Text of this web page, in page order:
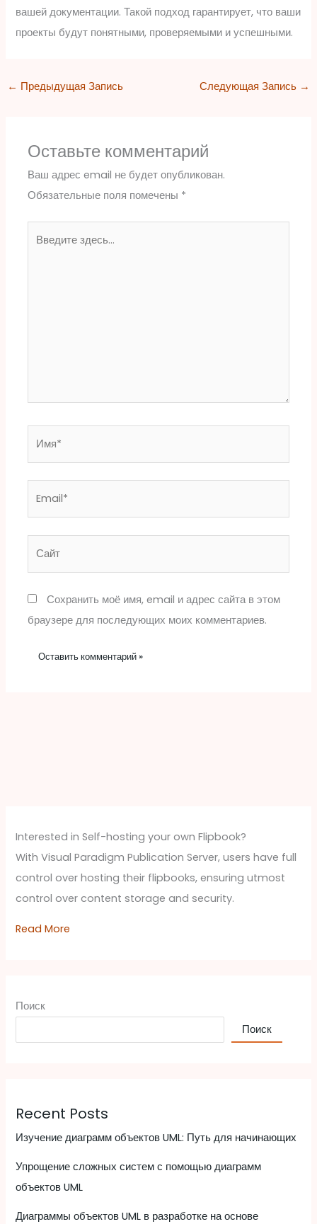
вашей документации. Такой подход гарантирует, что ваши
проекты будут понятными, проверяемыми и успешными.
← Предыдущая Запись Следующая Запись →
Оставьте комментарий
Ваш адрес email не будет опубликован.
Обязательные поля помечены *
Сохранить моё имя, email и адрес сайта в этом
браузере для последующих моих комментариев.
Interested in Self-hosting your own Flipbook?
With Visual Paradigm Publication Server, users have full
control over hosting their flipbooks, ensuring utmost
control over content storage and security.
Read More
Поиск
Поиск
Recent Posts
Изучение диаграмм объектов UML: Путь для начинающих
Упрощение сложных систем с помощью диаграмм
объектов UML
Диаграммы объектов UML в разработке на основе